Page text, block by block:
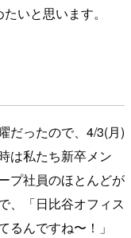
いと思います。
だったので、4/3(月)
は私たち新卒メン
プ社員のほとんどが
、「日比谷オフィス
るんですね〜！」